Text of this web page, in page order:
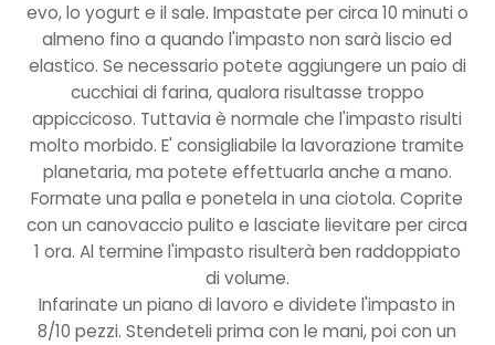
evo, lo yogurt e il sale. Impastate per circa 10 minuti o
almeno fino a quando l'impasto non sarà liscio ed
elastico. Se necessario potete aggiungere un paio di
cucchiai di farina, qualora risultasse troppo
appiccicoso. Tuttavia è normale che l'impasto risulti
molto morbido. E' consigliabile la lavorazione tramite
planetaria, ma potete effettuarla anche a mano.
Formate una palla e ponetela in una ciotola. Coprite
con un canovaccio pulito e lasciate lievitare per circa
1 ora. Al termine l'impasto risulterà ben raddoppiato
di volume.
Infarinate un piano di lavoro e dividete l'impasto in
8/10 pezzi. Stendeteli prima con le mani, poi con un